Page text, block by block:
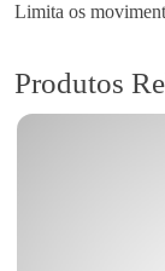
Limita os
Produtos